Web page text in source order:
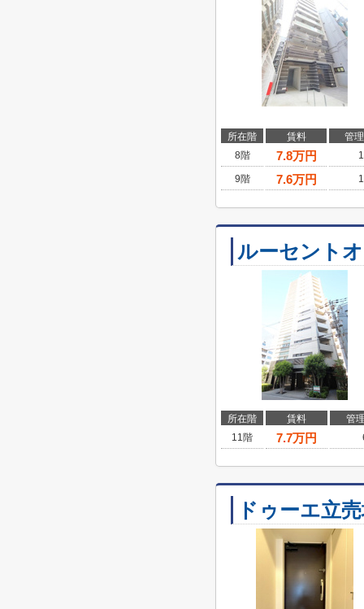
所在階 賃料
管
8階
7.8万円
9階 7.6万円
ルーセント
所在階 賃料
管
11階
7.7万円
ドゥーエ立